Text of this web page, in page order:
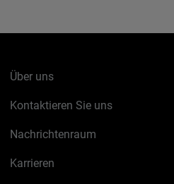
Über uns
Kontaktieren Sie uns
Nachrichtenraum
Karrieren